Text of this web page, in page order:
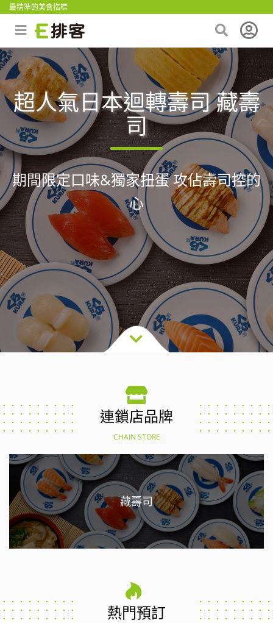
最精準的美食指標
超人氣日本迴轉壽司 藏壽
司
期間限定口味&獨家扭蛋 攻佔壽司控的
心
連鎖店品牌
CHAIN STORE
藏壽司
熱門預訂